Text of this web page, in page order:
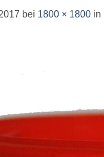
bei 1800 × 1800 in